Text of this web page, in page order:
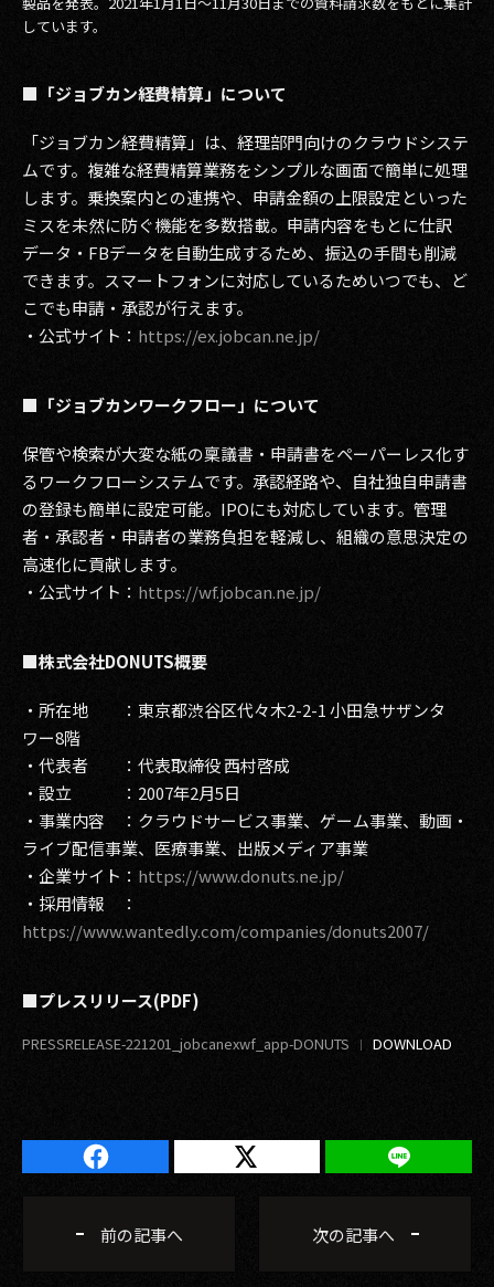
しています。
■「ジョブカン経費精算」について
「ジョブカン経費精算」は、経理部門向けのクラウドシステ
ムです。複雑な経費精算業務をシンプルな画面で簡単に処理
します。乗換案内との連携や、申請金額の上限設定といった
ミスを未然に防ぐ機能を多数搭載。申請内容をもとに仕訳
データ・FBデータを自動生成するため、振込の手間も削減
できます。スマートフォンに対応しているためいつでも、ど
こでも申請・承認が行えます。
・公式サイト： https://ex.jobcan.ne.jp/
■「ジョブカンワークフロー」について
保管や検索が大変な紙の稟議書・申請書をペーパーレス化す
るワークフローシステムです。承認経路や、自社独自申請書
の登録も簡単に設定可能。IPOにも対応しています。管理
者・承認者・申請者の業務負担を軽減し、組織の意思決定の
高速化に貢献します。
・公式サイト： https://wf.jobcan.ne.jp/
■株式会社DONUTS概要
・所在地 ：東京都渋谷区代々木2-2-1 小田急サザンタ
ワー8階
・代表者 ：代表取締役 西村啓成
・設立 ：2007年2月5日
・事業内容 ：クラウドサービス事業、ゲーム事業、動画・
ライブ配信事業、医療事業、出版メディア事業
・企業サイト： https://www.donuts.ne.jp/
・採用情報 ：
https://www.wantedly.com/companies/donuts2007/
■プレスリリース(PDF)
PRESSRELEASE-221201_jobcanexwf_app-DONUTS
前の記事へ 次の記事へ